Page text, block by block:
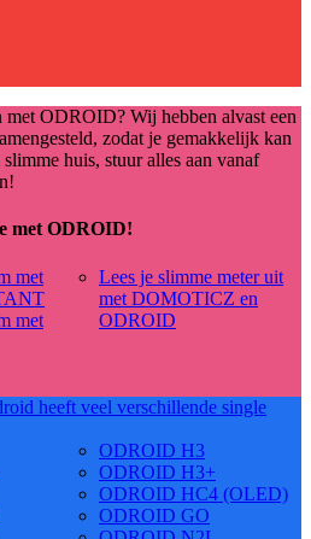
met ODROID? Wij hebben alvast een
zodat je gemakkelijk kan
huis, stuur alles aan vanaf
met ODROID!
met
met
Lees je slimme meter uit
met DOMOTICZ en
ODROID
heeft veel verschillende single
ODROID H3
ODROID H3+
ODROID HC4 (OLED)
ODROID GO